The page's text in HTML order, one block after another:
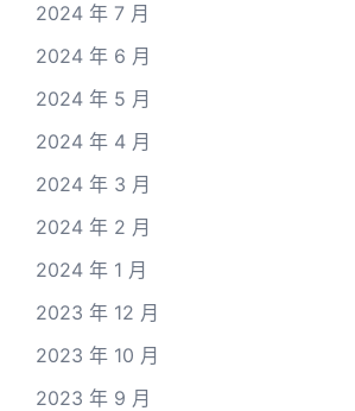
2024 年 7 月
2024 年 6 月
2024 年 5 月
2024 年 4 月
2024 年 3 月
2024 年 2 月
2024 年 1 月
2023 年 12 月
2023 年 10 月
2023 年 9 月